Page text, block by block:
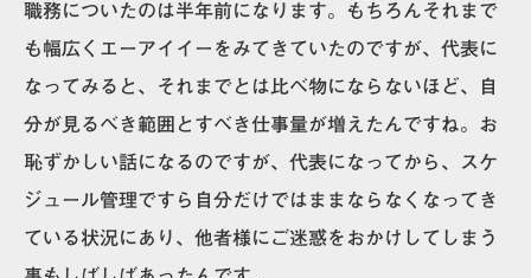
職務についたのは半年前になります。もちろんそれまで
も幅広くエーアイイーをみてきていたのですが、代表に
なってみると、それまでとは比べ物にならないほど、自
分が見るべき範囲とすべき仕事量が増えたんですね。お
恥ずかしい話になるのですが、代表になってから、スケ
ジュール管理ですら自分だけではままならなくなってき
ている状況にあり、他者様にご迷惑をおかけしてしまう